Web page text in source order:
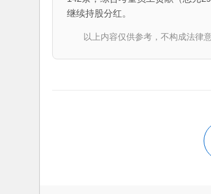
继续持股分红。
以上内容仅供参考，不构成法律